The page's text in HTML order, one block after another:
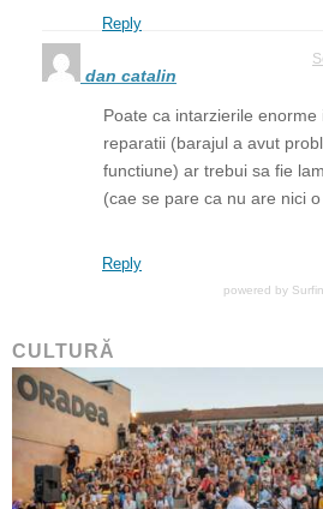
Reply
dan catalin
Poate ca intarzierile
reparatii (barajul a avut
functiune) ar trebui sa fie
(cae se pare ca nu are nici
Reply
powered by
CULTURĂ